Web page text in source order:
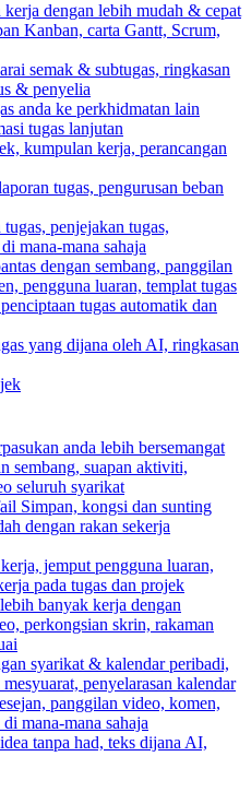
dengan lebih mudah & cepat
Kanban, carta Gantt, Scrum,
semak & subtugas, ringkasan
& penyelia
anda ke perkhidmatan lain
tugas lanjutan
kumpulan kerja, perancangan
tugas, pengurusan beban
tugas, penjejakan tugas,
mana-mana sahaja
dengan sembang, panggilan
pengguna luaran, templat tugas
tugas automatik dan
yang dijana oleh AI, ringkasan
anda lebih bersemangat
sembang, suapan aktiviti,
seluruh syarikat
Simpan, kongsi dan sunting
dengan rakan sekerja
jemput pengguna luaran,
pada tugas dan projek
banyak kerja dengan
perkongsian skrin, rakaman
syarikat & kalendar peribadi,
penyelarasan kalendar
panggilan video, komen,
mana-mana sahaja
tanpa had, teks dijana AI,